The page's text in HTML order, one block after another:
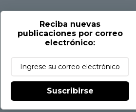
Reciba nuevas
publicaciones por correo
electrónico:
Suscribirse